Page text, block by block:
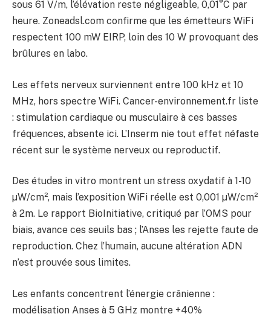
sous 61 V/m, l’élévation reste négligeable, 0,01°C par
heure. Zoneadsl.com confirme que les émetteurs WiFi
respectent 100 mW EIRP, loin des 10 W provoquant des
brûlures en labo.
Les effets nerveux surviennent entre 100 kHz et 10
MHz, hors spectre WiFi. Cancer-environnement.fr liste
: stimulation cardiaque ou musculaire à ces basses
fréquences, absente ici. L’Inserm nie tout effet néfaste
récent sur le système nerveux ou reproductif.
Des études in vitro montrent un stress oxydatif à 1-10
µW/cm², mais l’exposition WiFi réelle est 0,001 µW/cm²
à 2m. Le rapport BioInitiative, critiqué par l’OMS pour
biais, avance ces seuils bas ; l’Anses les rejette faute de
reproduction. Chez l’humain, aucune altération ADN
n’est prouvée sous limites.
Les enfants concentrent l’énergie crânienne :
modélisation Anses à 5 GHz montre +40%